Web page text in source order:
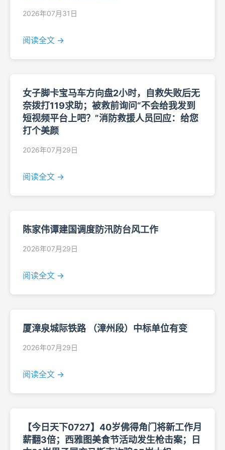
2026年07月31日
阅读全文 →
女子脚卡宝马车方向盘2小时，自救失败后无
奈拨打119求助；被救前询问“不会给我发到
短视频平台上吧？”消防救援人员回应：给您
打个美颜
2026年07月29日
阅读全文 →
陈家伟谭建国调度防汛防台风工作
2026年07月29日
阅读全文 →
厦漳泉城际铁路 （漳州段）中标单位有变
2026年07月29日
阅读全文 →
【今日天下0727】40岁佛得角门将新工作月
薪翻3倍；西雅图美食节活动发生枪击案；日